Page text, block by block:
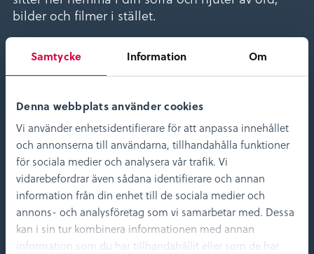
Samtycke Information Om
Denna webbplats använder cookies
Vi använder enhetsidentifierare för att anpassa innehållet
och annonserna till användarna, tillhandahålla funktioner
för sociala medier och analysera vår trafik. Vi
vidarebefordrar även sådana identifierare och annan
information från din enhet till de sociala medier och
annons- och analysföretag som vi samarbetar med. Dessa
kan i sin tur kombinera informationen med annan
information som du har tillhandahållit eller som de har
bilder och filmer i stället.
1600-talsstadens gömda hemligheter!
Lars Larsson och Johan Thulin, antikvarier, Kalmar
läns museum
Medverkande